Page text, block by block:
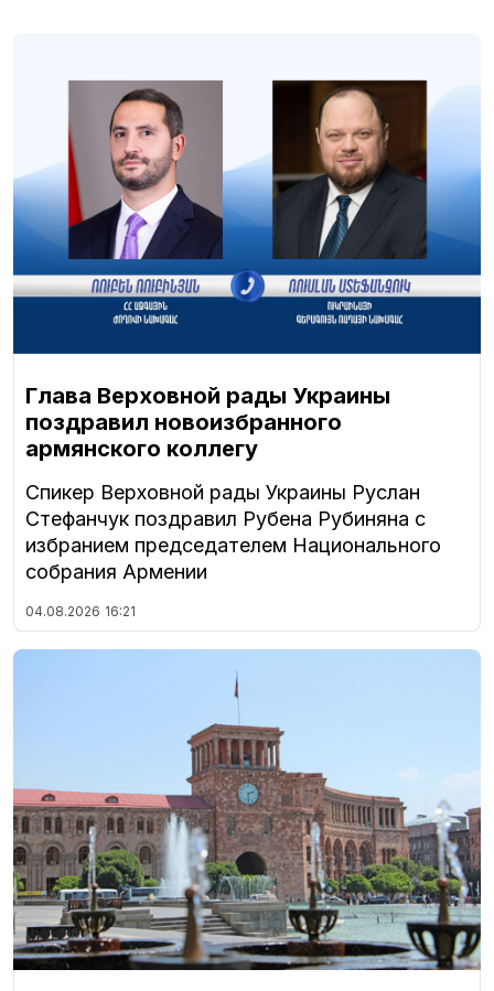
Глава Верховной рады Украины
поздравил новоизбранного
армянского коллегу
Спикер Верховной рады Украины Руслан
Стефанчук поздравил Рубена Рубиняна с
избранием председателем Национального
собрания Армении
04.08.2026 16:21